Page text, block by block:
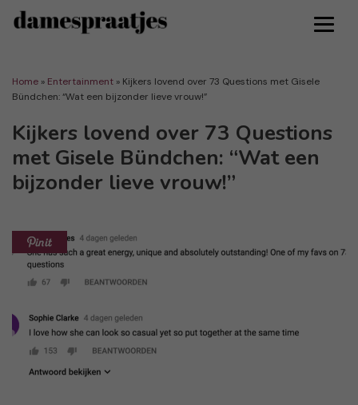
Home » Entertainment » Kijkers lovend over 73 Questions met Gisele
Bündchen: “Wat een bijzonder lieve vrouw!”
Kijkers lovend over 73 Questions
met Gisele Bündchen: “Wat een
bijzonder lieve vrouw!”